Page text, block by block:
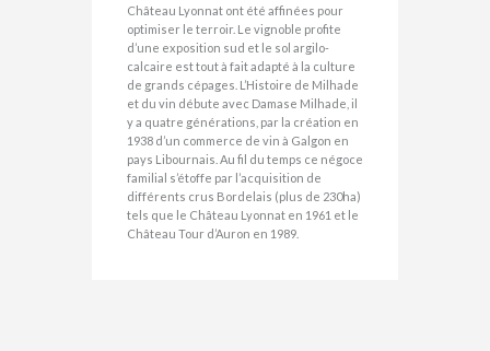
Château Lyonnat ont été affinées pour
optimiser le terroir. Le vignoble profite
d’une exposition sud et le sol argilo-
calcaire est tout à fait adapté à la culture
de grands cépages. L’Histoire de Milhade
et du vin débute avec Damase Milhade, il
y a quatre générations, par la création en
1938 d’un commerce de vin à Galgon en
pays Libournais. Au fil du temps ce négoce
familial s’étoffe par l’acquisition de
différents crus Bordelais (plus de 230ha)
tels que le Château Lyonnat en 1961 et le
Château Tour d’Auron en 1989.